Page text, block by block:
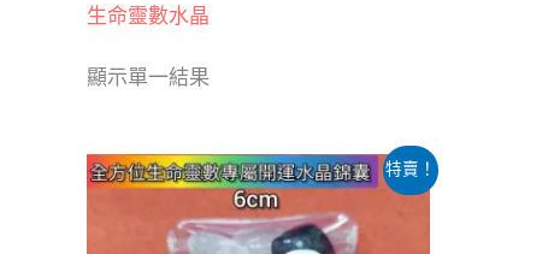
生命靈數水晶
顯示單一結果
特賣！
原
始
格：
目
前
價
格：